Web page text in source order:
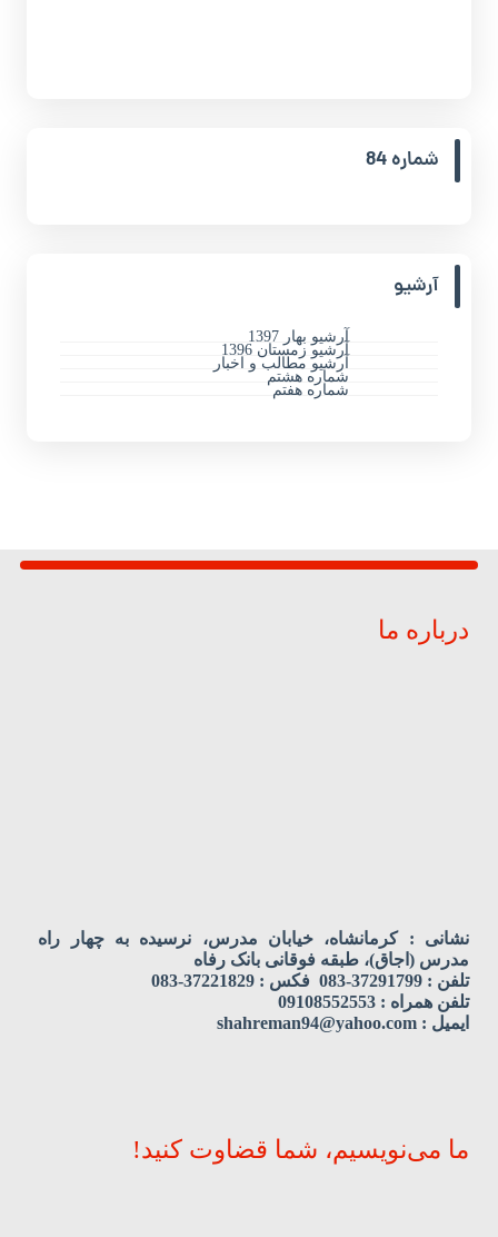
شماره 84
آرشیو
آرشیو بهار 1397
آرشیو زمستان 1396
آرشیو مطالب و اخبار
شماره هشتم
شماره هفتم
درباره ما
نشانی : کرمانشاه، خیابان مدرس، نرسیده به چهار راه
مدرس (اجاق)، طبقه فوقانی بانک رفاه
تلفن : 37291799-083 فکس : 37221829-083
تلفن همراه : 09108552553
ایمیل : shahreman94@yahoo.com
ما می‌نویسیم، شما قضاوت کنید!